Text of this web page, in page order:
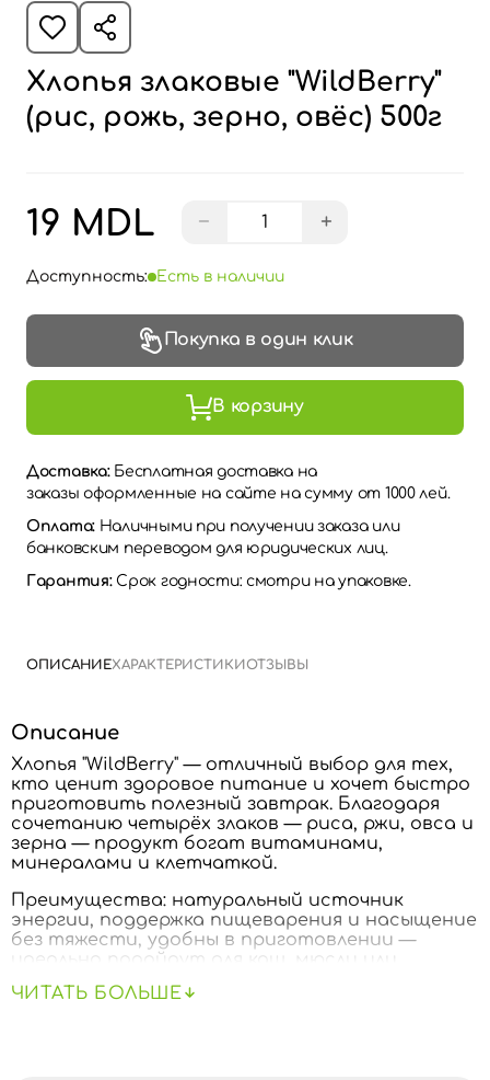
Хлопья злаковые "WildBerry"
(рис, рожь, зерно, овёс) 500г
19 MDL − +
Доступность: Есть в наличии
Покупка в один клик
В корзину
Доставка: Бесплатная доставка на
заказы оформленные на сайте на сумму от 1000 лей.
Оплата: Наличными при получении заказа или
банковским переводом для юридических лиц.
Гарантия:Срок годности: смотри на упаковке.
ОПИСАНИЕХАРАКТЕРИСТИКИОТЗЫВЫ
Описание
Хлопья "WildBerry" — отличный выбор для тех,
кто ценит здоровое питание и хочет быстро
приготовить полезный завтрак. Благодаря
сочетанию четырёх злаков — риса, ржи, овса и
зерна — продукт богат витаминами,
минералами и клетчаткой.
Преимущества: натуральный источник
энергии, поддержка пищеварения и насыщение
без тяжести, удобны в приготовлении —
идеально подойдут для каш, мюсли или
ЧИТАТЬ БОЛЬШЕ